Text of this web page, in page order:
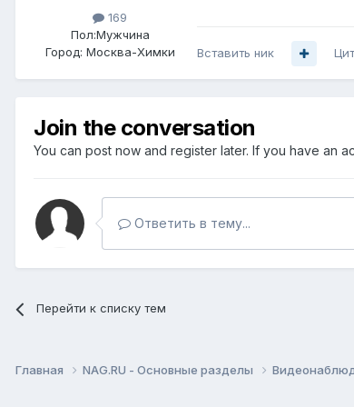
169
Пол:Мужчина
Город: Москва-Химки Вставить ник
Join the conversation
You can post now and register later. If you have an
Ответить в тему...
Перейти к списку тем
Главная NAG.RU - Основные разделы